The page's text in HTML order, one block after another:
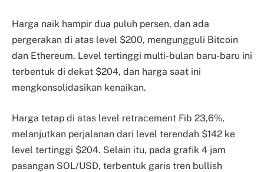
Harga naik hampir dua puluh persen, dan ada
pergerakan di atas level $200, mengungguli Bitcoin
dan Ethereum. Level tertinggi multi-bulan baru-baru ini
terbentuk di dekat $204, dan harga saat ini
mengkonsolidasikan kenaikan.
Harga tetap di atas level retracement Fib 23,6%,
melanjutkan perjalanan dari level terendah $142 ke
level tertinggi $204. Selain itu, pada grafik 4 jam
pasangan SOL/USD, terbentuk garis tren bullish